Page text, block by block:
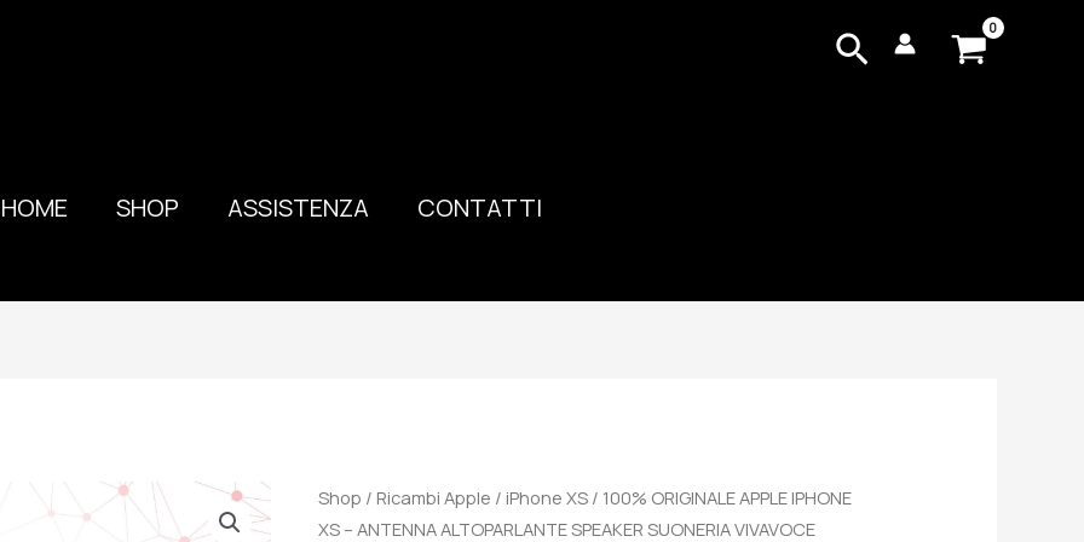
Cerca
HOME SHOP ASSISTENZA CONTATTI
Shop / Ricambi Apple / iPhone XS / 100% ORIGINALE APPLE IPHONE
XS – ANTENNA ALTOPARLANTE SPEAKER SUONERIA VIVAVOCE
100%
ORIGINALE